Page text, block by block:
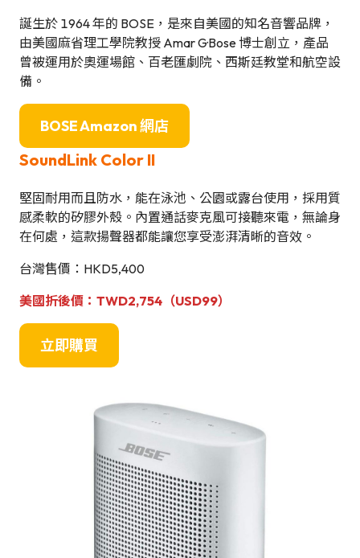
誕生於 1964 年的 BOSE，是來自美國的知名音響品牌，
由美國麻省理工學院教授 Amar G·Bose 博士創立，產品
曾被運用於奧運場館、百老匯劇院、西斯廷教堂和航空設
備。
BOSE Amazon 網店
SoundLink Color II
堅固耐用而且防水，能在泳池、公園或露台使用，採用質
感柔軟的矽膠外殼。內置通話麥克風可接聽來電，無論身
在何處，這款揚聲器都能讓您享受澎湃清晰的音效。
台灣售價：HKD5,400
美國折後價：TWD2,754 （USD99）
立即購買